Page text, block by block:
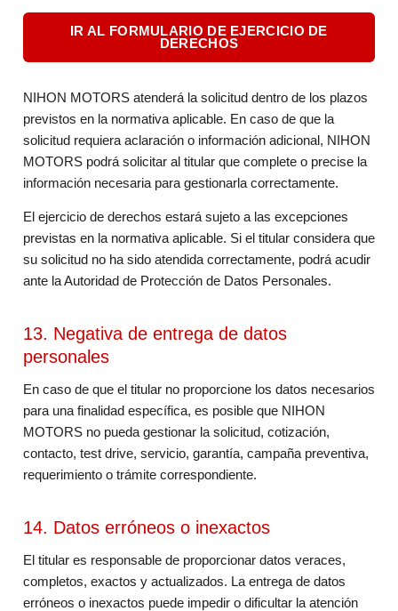
IR AL FORMULARIO DE EJERCICIO DE
DERECHOS
NIHON MOTORS atenderá la solicitud dentro de los plazos
previstos en la normativa aplicable. En caso de que la
solicitud requiera aclaración o información adicional, NIHON
MOTORS podrá solicitar al titular que complete o precise la
información necesaria para gestionarla correctamente.
El ejercicio de derechos estará sujeto a las excepciones
previstas en la normativa aplicable. Si el titular considera que
su solicitud no ha sido atendida correctamente, podrá acudir
ante la Autoridad de Protección de Datos Personales.
13. Negativa de entrega de datos
personales
En caso de que el titular no proporcione los datos necesarios
para una finalidad específica, es posible que NIHON
MOTORS no pueda gestionar la solicitud, cotización,
contacto, test drive, servicio, garantía, campaña preventiva,
requerimiento o trámite correspondiente.
14. Datos erróneos o inexactos
El titular es responsable de proporcionar datos veraces,
completos, exactos y actualizados. La entrega de datos
erróneos o inexactos puede impedir o dificultar la atención